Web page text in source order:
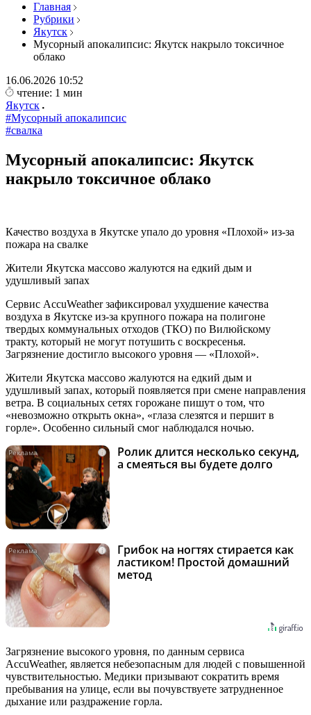
Главная
Рубрики
Якутск
Мусорный апокалипсис: Якутск накрыло токсичное
облако
16.06.2026 10:52
чтение: 1 мин
Якутск
#Мусорный апокалипсис
#свалка
Мусорный апокалипсис: Якутск
накрыло токсичное облако
Качество воздуха в Якутске упало до уровня «Плохой» из-за
пожара на свалке
Жители Якутска массово жалуются на едкий дым и
удушливый запах
Сервис AccuWeather зафиксировал ухудшение качества
воздуха в Якутске из-за крупного пожара на полигоне
твердых коммунальных отходов (ТКО) по Вилюйскому
тракту, который не могут потушить с воскресенья.
Загрязнение достигло высокого уровня — «Плохой».
Жители Якутска массово жалуются на едкий дым и
удушливый запах, который появляется при смене направления
ветра. В социальных сетях горожане пишут о том, что
«невозможно открыть окна», «глаза слезятся и першит в
горле». Особенно сильный смог наблюдался ночью.
i
Ролик длится несколько секунд,
а смеяться вы будете долго
i
Грибок на ногтях стирается как
ластиком! Простой домашний
метод
Загрязнение высокого уровня, по данным сервиса
AccuWeather, является небезопасным для людей с повышенной
чувствительностью. Медики призывают сократить время
пребывания на улице, если вы почувствуете затрудненное
дыхание или раздражение горла.